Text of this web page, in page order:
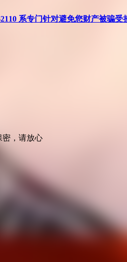
系专门针对避免您财产被骗受
密，请放心